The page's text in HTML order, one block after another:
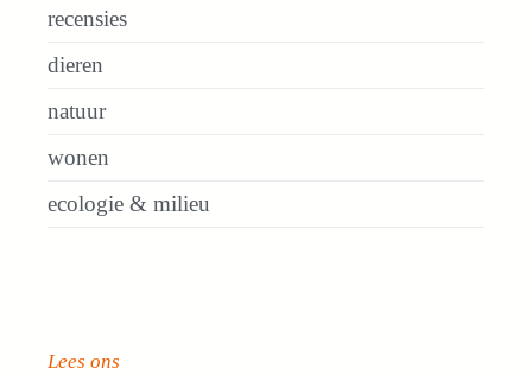
recensies
dieren
natuur
wonen
ecologie & milieu
Lees ons